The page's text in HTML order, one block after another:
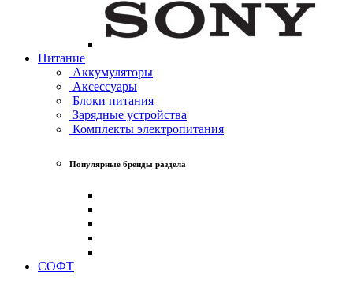
Питание
Аккумуляторы
Аксессуары
Блоки питания
Зарядные устройства
Комплекты электропитания
Популярные бренды раздела
СОФТ